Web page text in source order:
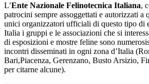
L’Ente Nazionale Felinotecnica Italiana,
patrocini sempre assoggettati e autorizzati a
unici organizzatori ufficiali di questo tipo di
Italia i gruppi e le associazioni che si
di esposizioni e mostre feline sono
incontri disseminati in ogni zona d’Italia
Bari,Piacenza, Gerenzano, Busto Arsizio,
per citarne alcune).